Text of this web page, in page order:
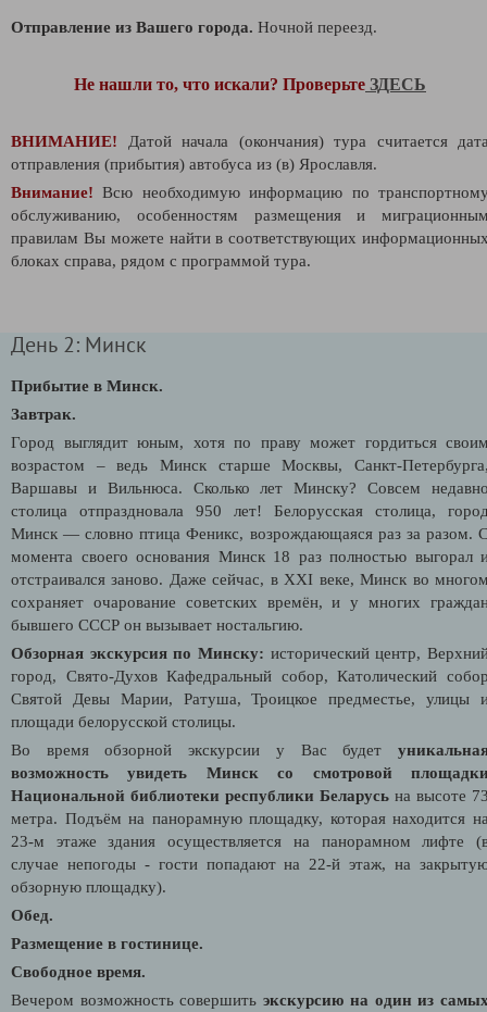
Отправление из Вашего города. Ночной переезд.
Не нашли то, что искали? Проверьте ЗДЕСЬ
ВНИМАНИЕ!
Датой начала (окончания) тура считается
отправления (прибытия) автобуса из (в) Ярославля.
Внимание! Всю необходимую информацию по
обслуживанию, особенностям размещения и
правилам Вы можете найти в соответствующих
блоках справа, рядом с программой тура.
День 2: Минск
Прибытие в Минск.
Завтрак.
Город выглядит юным, хотя по праву может гордиться
возрастом – ведь Минск старше Москвы, Санкт-
Варшавы и Вильнюса. Сколько лет Минску? Совсем
столица отпраздновала 950 лет! Белорусская столица,
Минск — словно птица Феникс, возрождающаяся раз за разом.
момента своего основания Минск 18 раз полностью выгорал
отстраивался заново. Даже сейчас, в XXI веке, Минск во
сохраняет очарование советских времён, и у многих
бывшего СССР он вызывает ностальгию.
Обзорная экскурсия по Минску: исторический центр,
город, Свято-Духов Кафедральный собор, Католический
Святой Девы Марии, Ратуша, Троицкое предместье, улицы
площади белорусской столицы.
Во время обзорной экскурсии у Вас будет
возможность увидеть Минск со смотровой
Национальной библиотеки республики Беларусь на высоте
метра. Подъём на панорамную площадку, которая находится
23-м этаже здания осуществляется на панорамном лифте
случае непогоды - гости попадают на 22-й этаж, на
обзорную площадку).
Обед.
Размещение в гостинице.
Свободное время.
Вечером возможность совершитьэкскурсию на один из